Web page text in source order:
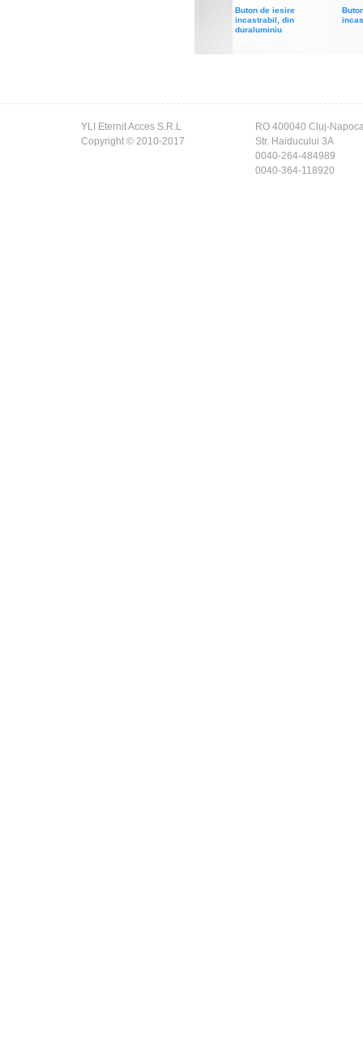
Buton de iesire
incastrabil, din
duraluminiu
YLI Eternit Acces S.R.L
Copyright © 2010-2017
RO 400040 Cluj-
Str. Haiducului 3A
0040-264-484989
0040-364-118920